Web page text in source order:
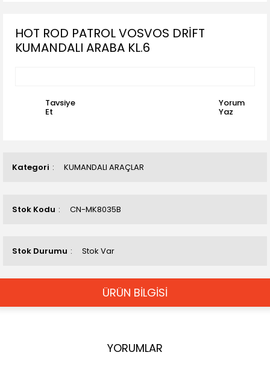
Kategori KUMANDALI ARAÇLAR
Stok Kodu CN-MK8035B
Stok Durumu Stok Var
HOT ROD PATROL VOSVOS DRİFT
KUMANDALI ARABA KL.6
Tavsiye
Et
Yorum
Yaz
ÜRÜN BİLGİSİ
YORUMLAR